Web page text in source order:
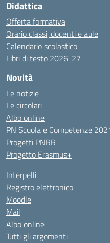
Didattica
Offerta formativa
Orario classi, docenti e aule
Calendario scolastico
Libri di testo 2026-27
Novità
Le notizie
Le circolari
Albo online
PN Scuola e Competenze
Progetti PNRR
Progetto Erasmus+
Interpelli
Registro elettronico
Moodle
Mail
Albo online
Tutti gli argomenti